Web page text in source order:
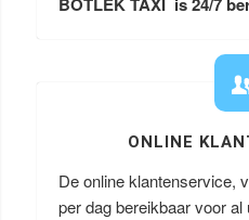
ONLINE
De online klantenservice,
per dag bereikbaar voor al